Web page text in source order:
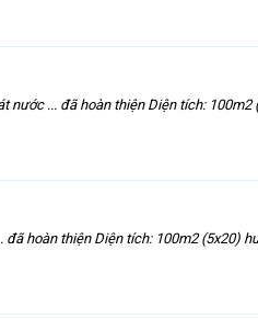
nước ... đã hoàn thiện Diện tích:
hoàn thiện Diện tích: 100m2 (5x20)